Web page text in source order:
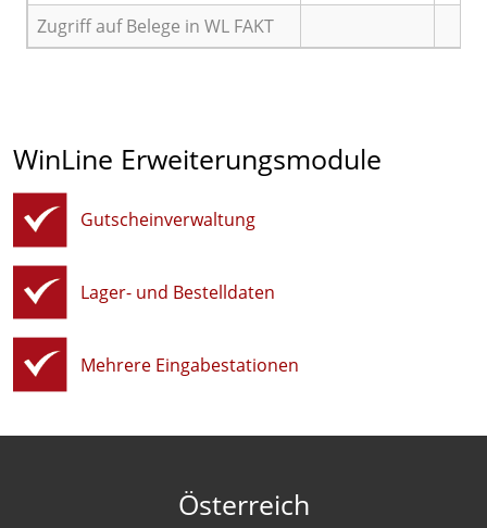
Zugriff auf Belege in WL FAKT
WinLine Erweiterungsmodule
Gutscheinverwaltung
Lager- und Bestelldaten
Mehrere Eingabestationen
Österreich